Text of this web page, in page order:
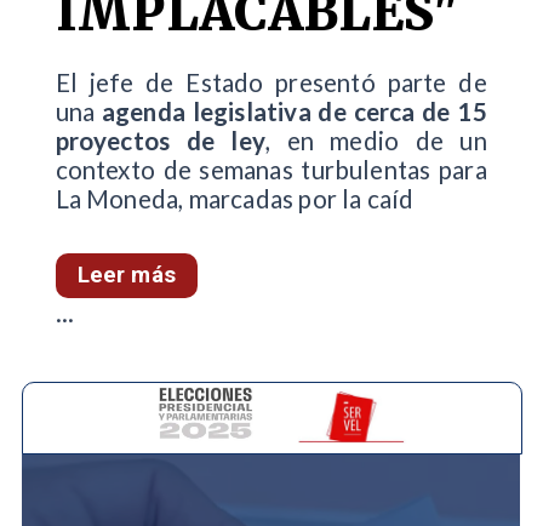
El jefe de Estado presentó parte de
una agenda legislativa de cerca de 15
proyectos de ley, en medio de un
contexto de semanas turbulentas para
La Moneda, marcadas por la caíd
Leer más
...